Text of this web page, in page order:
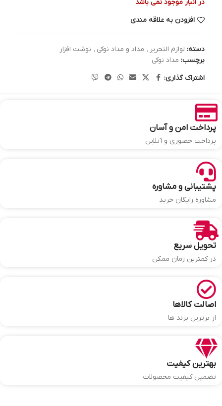
در انبار موجود نمی باشد
افزودن به علاقه مندی
دسته: لوازم التحریر , مداد و مداد نوکی , نوشت افزار
برچسب: مداد نوکی
اشتراک گذاری:
پرداخت امن و آسان
پرداخت حضوری و آنلاین
پشتیبانی و مشاوره
مشاوره رایگان خرید
تحویل سریع
در کمترین زمان ممکن
اصالت کالاها
از برترین برند ها
بهترین کیفیت
تضمین کیفیت محصولات